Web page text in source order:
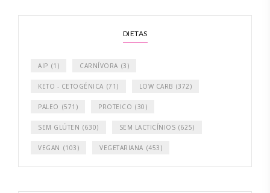
DIETAS
AIP (1) CARNÍVORA (3)
KETO - CETOGÉNICA (71) LOW CARB (372)
PALEO (571) PROTEICO (30)
SEM GLÚTEN (630) SEM LACTICÍNIOS (625)
VEGAN (103) VEGETARIANA (453)